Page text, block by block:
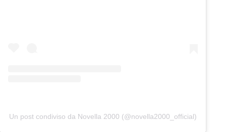
Un post condiviso da Novella 2000 (@novella2000_official)